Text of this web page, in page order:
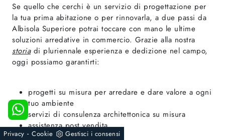
Se quello che cerchi è un servizio di progettazione per
la tua prima abitazione o per rinnovarla, a due passi da
Albisola Superiore potrai toccare con mano le ultime
soluzioni arredative in commercio. Grazie alla nostra
storiadi pluriennale esperienza e dedizione nel campo,
oggi possiamo garantirti:
progetti su misura per arredare e dare valore a ogni
tuo ambiente
servizi di consulenza architettonica su misura
assistenza post vendita
Privacy - Cookie Gestisci i consensi